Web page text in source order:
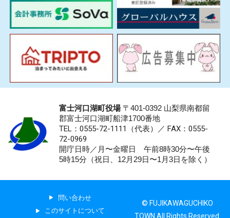
富士河口湖町役場〒401-0392 山梨県南都留
郡富士河口湖町船津1700番地
TEL：0555-72-1111 （代表）／ FAX：0555-
72-0969
開庁日時／月〜金曜日 午前8時30分〜午後
5時15分（祝日、12月29日〜1月3日を除く）
問い合わせ
このサイトについて
© FUJIKAWAGUCHIKO
TOWN All Rights Reserved.